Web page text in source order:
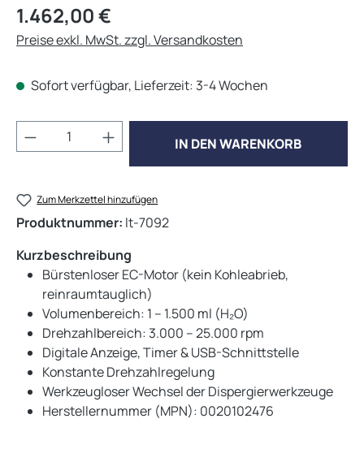
Regulärer Preis:
1.462,00 €
Preise exkl. MwSt. zzgl. Versandkosten
Sofort verfügbar, Lieferzeit: 3-4 Wochen
Produkt Anzahl: Gib den gewünschten
IN DEN WARENKORB
Zum Merkzettel hinzufügen
Produktnummer: lt-7092
Kurzbeschreibung
Bürstenloser EC-Motor (kein Kohleabrieb,
reinraumtauglich)
Volumenbereich: 1 – 1.500 ml (H₂O)
Drehzahlbereich: 3.000 – 25.000 rpm
Digitale Anzeige, Timer & USB-Schnittstelle
Konstante Drehzahlregelung
Werkzeugloser Wechsel der Dispergierwerkzeuge
Herstellernummer (MPN): 0020102476